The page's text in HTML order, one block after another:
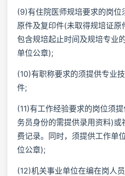
(9)有住院医师规培要求的岗位
原件及复印件(未取得规培证
包含规培起止时间及规培专业
单位公章);
(10)有职称要求的须提供专业
件;
(11)有工作经验要求的岗位须
务员身份的需提供录用资料)
费记录。同时，须提供工作单
位公章);
(12)机关事业单位在编在岗人